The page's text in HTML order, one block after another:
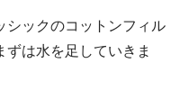
シックのコットンフィル
ずは水を足していきま